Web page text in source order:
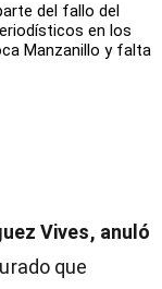
del fallo del
en los
Manzanillo y falta
Vives, anuló
que